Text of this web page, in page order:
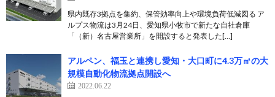
県内既存3拠点を集約、保管効率向上や環境負荷低減図る ア
ルプス物流は3月24日、愛知県小牧市で新たな自社倉庫
「（新）名古屋営業所」を開設すると発表した[…]
アルペン、福玉と連携し愛知・大口町に4.3万㎡の大
規模自動化物流拠点開設へ
2022.06.22